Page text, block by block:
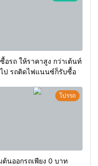
อรถ ให้ราคาสูง กว่าเต้นท์
ป รถติดไฟแนนซ์ก็รับซื้อ
โปรรถ
ต้นออกรถเพียง 0 บาท